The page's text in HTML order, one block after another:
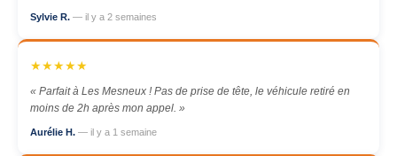
Sylvie R. — il y a 2 semaines
★★★★★
« Parfait à Les Mesneux ! Pas de prise de tête, le véhicule retiré en
moins de 2h après mon appel. »
Aurélie H. — il y a 1 semaine